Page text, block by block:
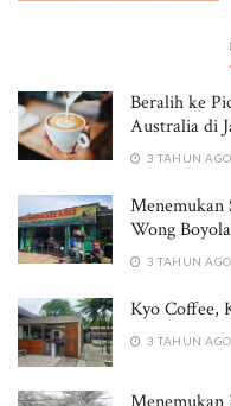
Beralih ke
Australia di
3 TAHUN AGO
Menemukan
Wong
3 TAHUN AGO
Kyo Coffee,
3 TAHUN AGO